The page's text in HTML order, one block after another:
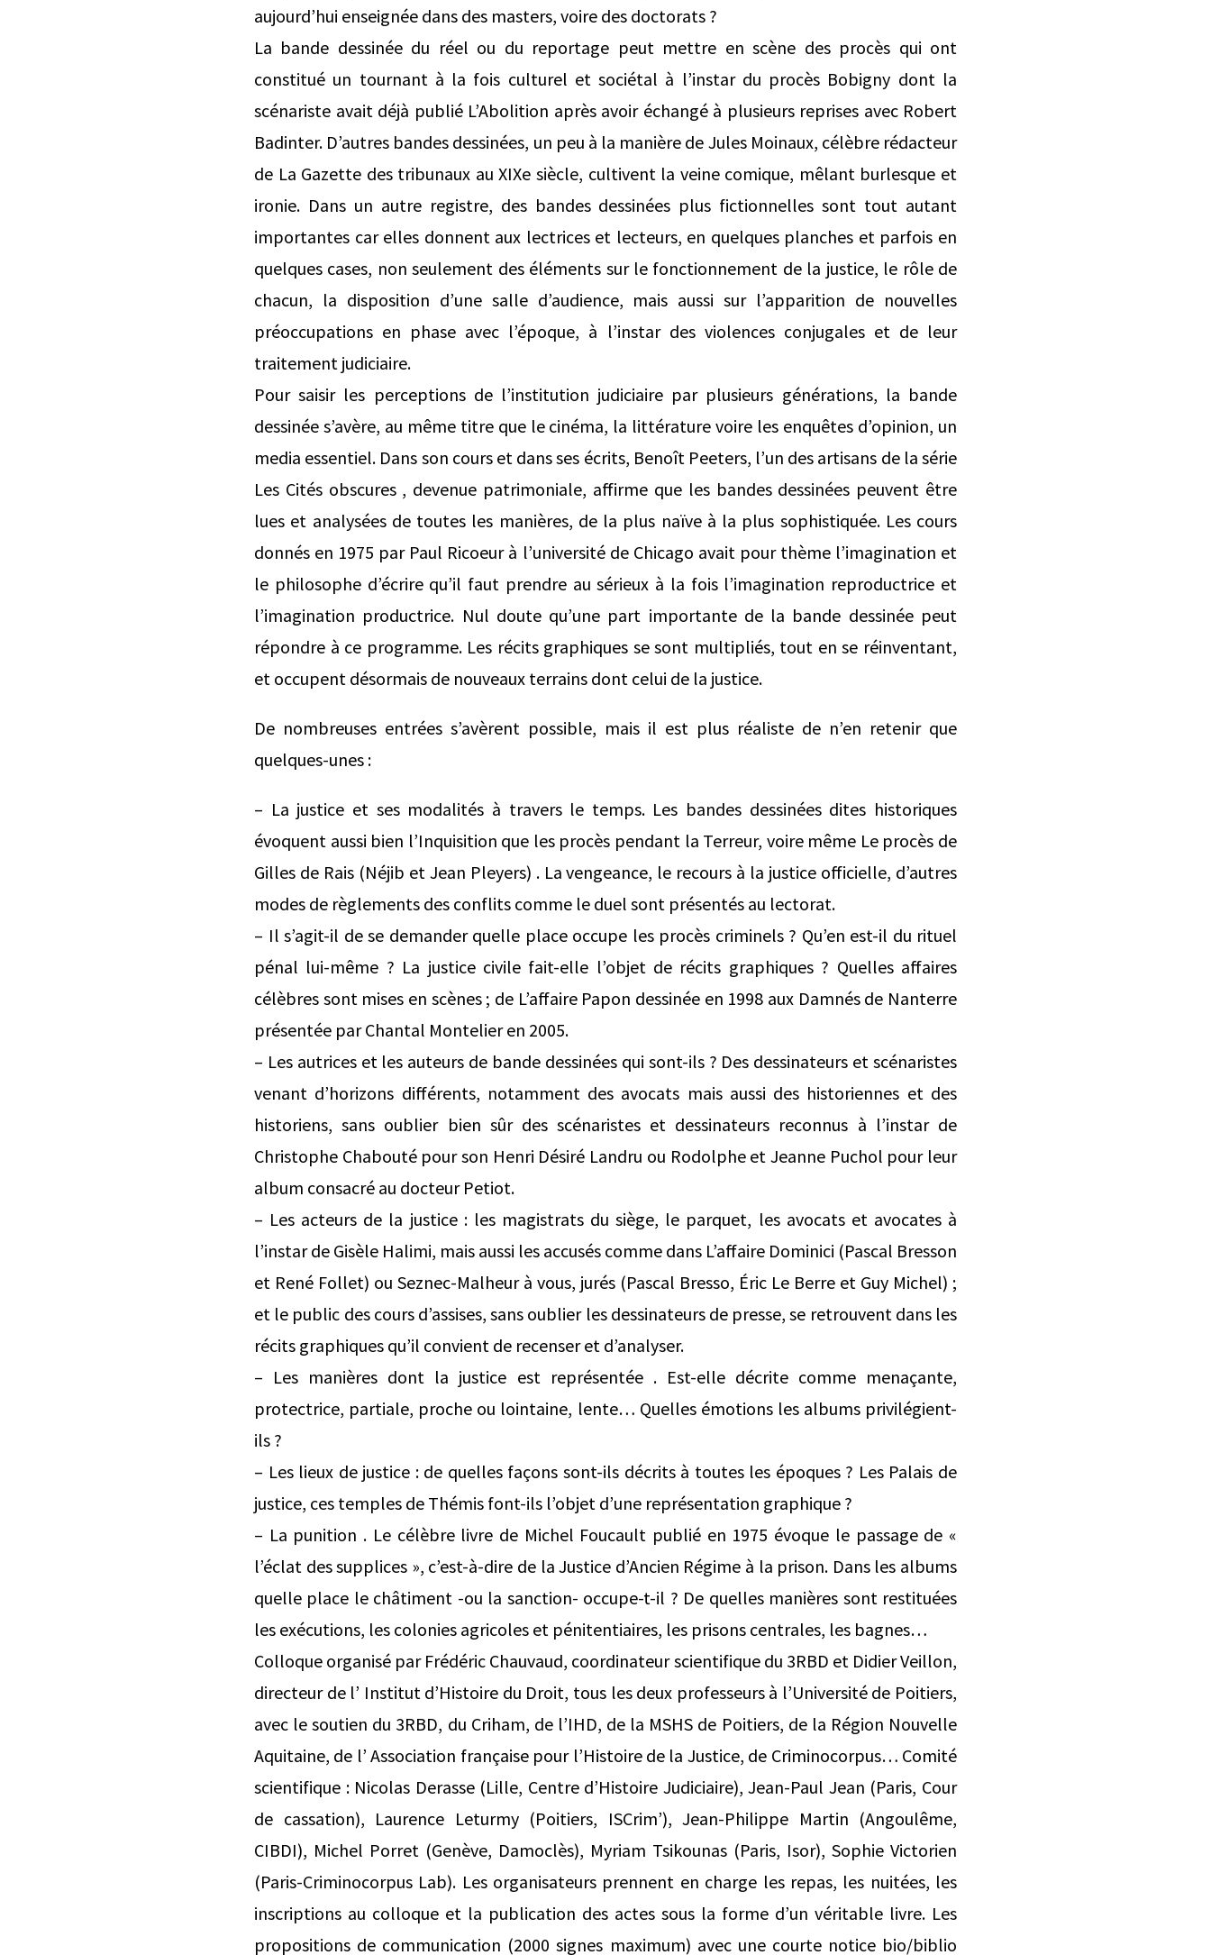
aujourd’hui enseignée dans des masters, voire des doctorats ?
La bande dessinée du réel ou du reportage peut mettre en scène des procès qui ont
constitué un tournant à la fois culturel et sociétal à l’instar du procès Bobigny dont la
scénariste avait déjà publié L’Abolition après avoir échangé à plusieurs reprises avec Robert
Badinter. D’autres bandes dessinées, un peu à la manière de Jules Moinaux, célèbre rédacteur
de La Gazette des tribunaux au XIXe siècle, cultivent la veine comique, mêlant burlesque et
ironie. Dans un autre registre, des bandes dessinées plus fictionnelles sont tout autant
importantes car elles donnent aux lectrices et lecteurs, en quelques planches et parfois en
quelques cases, non seulement des éléments sur le fonctionnement de la justice, le rôle de
chacun, la disposition d’une salle d’audience, mais aussi sur l’apparition de nouvelles
préoccupations en phase avec l’époque, à l’instar des violences conjugales et de leur
traitement judiciaire.
Pour saisir les perceptions de l’institution judiciaire par plusieurs générations, la bande
dessinée s’avère, au même titre que le cinéma, la littérature voire les enquêtes d’opinion, un
media essentiel. Dans son cours et dans ses écrits, Benoît Peeters, l’un des artisans de la série
Les Cités obscures , devenue patrimoniale, affirme que les bandes dessinées peuvent être
lues et analysées de toutes les manières, de la plus naïve à la plus sophistiquée. Les cours
donnés en 1975 par Paul Ricoeur à l’université de Chicago avait pour thème l’imagination et
le philosophe d’écrire qu’il faut prendre au sérieux à la fois l’imagination reproductrice et
l’imagination productrice. Nul doute qu’une part importante de la bande dessinée peut
répondre à ce programme. Les récits graphiques se sont multipliés, tout en se réinventant,
et occupent désormais de nouveaux terrains dont celui de la justice.
De nombreuses entrées s’avèrent possible, mais il est plus réaliste de n’en retenir que
quelques-unes :
– La justice et ses modalités à travers le temps. Les bandes dessinées dites historiques
évoquent aussi bien l’Inquisition que les procès pendant la Terreur, voire même Le procès de
Gilles de Rais (Néjib et Jean Pleyers) . La vengeance, le recours à la justice officielle, d’autres
modes de règlements des conflits comme le duel sont présentés au lectorat.
– Il s’agit-il de se demander quelle place occupe les procès criminels ? Qu’en est-il du rituel
pénal lui-même ? La justice civile fait-elle l’objet de récits graphiques ? Quelles affaires
célèbres sont mises en scènes ; de L’affaire Papon dessinée en 1998 aux Damnés de Nanterre
présentée par Chantal Montelier en 2005.
– Les autrices et les auteurs de bande dessinées qui sont-ils ? Des dessinateurs et scénaristes
venant d’horizons différents, notamment des avocats mais aussi des historiennes et des
historiens, sans oublier bien sûr des scénaristes et dessinateurs reconnus à l’instar de
Christophe Chabouté pour son Henri Désiré Landru ou Rodolphe et Jeanne Puchol pour leur
album consacré au docteur Petiot.
– Les acteurs de la justice : les magistrats du siège, le parquet, les avocats et avocates à
l’instar de Gisèle Halimi, mais aussi les accusés comme dans L’affaire Dominici (Pascal Bresson
et René Follet) ou Seznec-Malheur à vous, jurés (Pascal Bresso, Éric Le Berre et Guy Michel) ;
et le public des cours d’assises, sans oublier les dessinateurs de presse, se retrouvent dans les
récits graphiques qu’il convient de recenser et d’analyser.
– Les manières dont la justice est représentée . Est-elle décrite comme menaçante,
protectrice, partiale, proche ou lointaine, lente… Quelles émotions les albums privilégient-
ils ?
– Les lieux de justice : de quelles façons sont-ils décrits à toutes les époques ? Les Palais de
justice, ces temples de Thémis font-ils l’objet d’une représentation graphique ?
– La punition . Le célèbre livre de Michel Foucault publié en 1975 évoque le passage de «
l’éclat des supplices », c’est-à-dire de la Justice d’Ancien Régime à la prison. Dans les albums
quelle place le châtiment -ou la sanction- occupe-t-il ? De quelles manières sont restituées
les exécutions, les colonies agricoles et pénitentiaires, les prisons centrales, les bagnes…
Colloque organisé par Frédéric Chauvaud, coordinateur scientifique du 3RBD et Didier Veillon,
directeur de l’ Institut d’Histoire du Droit, tous les deux professeurs à l’Université de Poitiers,
avec le soutien du 3RBD, du Criham, de l’IHD, de la MSHS de Poitiers, de la Région Nouvelle
Aquitaine, de l’ Association française pour l’Histoire de la Justice, de Criminocorpus… Comité
scientifique : Nicolas Derasse (Lille, Centre d’Histoire Judiciaire), Jean-Paul Jean (Paris, Cour
de cassation), Laurence Leturmy (Poitiers, ISCrim’), Jean-Philippe Martin (Angoulême,
CIBDI), Michel Porret (Genève, Damoclès), Myriam Tsikounas (Paris, Isor), Sophie Victorien
(Paris-Criminocorpus Lab). Les organisateurs prennent en charge les repas, les nuitées, les
inscriptions au colloque et la publication des actes sous la forme d’un véritable livre. Les
propositions de communication (2000 signes maximum) avec une courte notice bio/biblio